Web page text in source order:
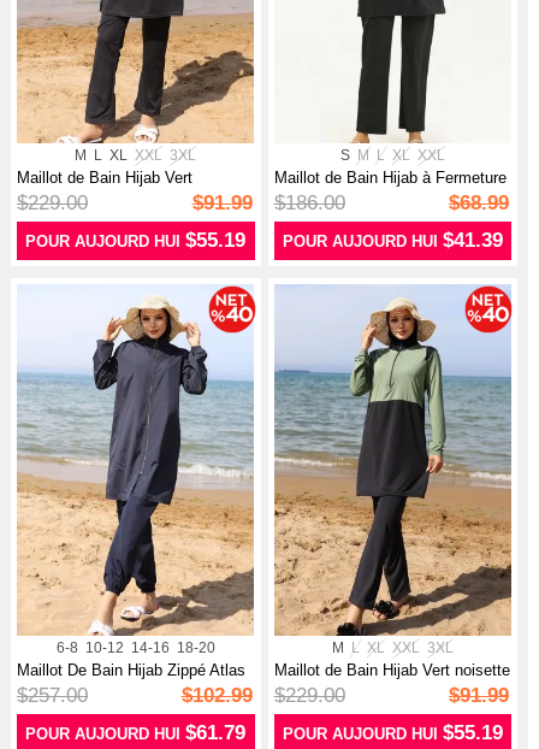
M L XL XXL 3XL
Maillot de Bain Hijab Vert
$229.00 $91.99
POUR AUJOURD HUI$55.19
S M L XL XXL
Maillot de Bain Hijab à Fermeture
2...
$186.00 $68.99
POUR AUJOURD HUI $41.39
6-8 10-12 14-16 18-20
Maillot De Bain Hijab Zippé Atlas
L...
$257.00 $102.99
POUR AUJOURD HUI$61.79
M L XL XXL 3XL
Maillot de Bain Hijab Vert noisette
$229.00 $91.99
POUR AUJOURD HUI $55.19